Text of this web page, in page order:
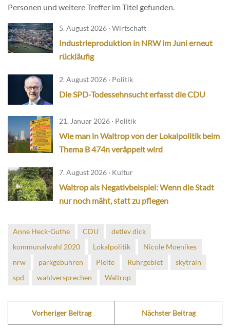
Personen und weitere Treffer im Titel gefunden.
5. August 2026 · Wirtschaft
Industrieproduktion in NRW im Juni erneut
rückläufig
2. August 2026 · Politik
Die SPD-Todessehnsucht erfasst die CDU
21. Januar 2026 · Politik
Wie man in Waltrop von der Lokalpolitik beim
Thema B 474n veräppelt wird
7. August 2026 · Kultur
Waltrop als Negativbeispiel: Wenn die Stadt
nur noch mäht, statt zu pflegen
Anne Heck-Guthe CDU
detlev dick
kommunalwahl 2020
Lokalpolitik
Nicole Moenikes
nrw
parkgebühren Pleite Ruhrgebiet
skytrain
spd
wahlversprechen Waltrop
Vorheriger Beitrag Nächster Beitrag